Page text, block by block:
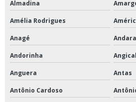
Instalação e manutenção de ar condicionado
Instalação split ar condicionado
Laudo ar condicionado pmoc
Laudo pmoc
Laudo pmoc ar condicionado
Almadina
Amélia Rodrigues
Anagé
Andorinha Angical
Anguera Antas
Antônio Cardoso